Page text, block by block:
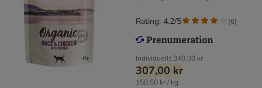
Individuellt 340,00 kr
307,00 kr
150,50 kr / kg
Rating: 4.2/5 (6)